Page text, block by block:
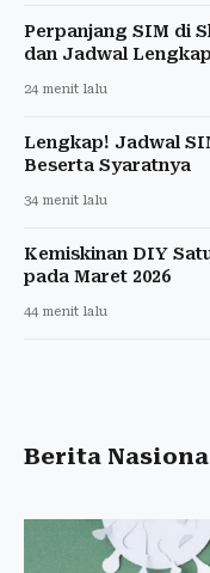
Perpanjang SIM di
dan Jadwal
24 menit lalu
Lengkap! Jadwal
Beserta Syaratnya
34 menit lalu
Kemiskinan DIY
pada Maret 2026
44 menit lalu
Berita